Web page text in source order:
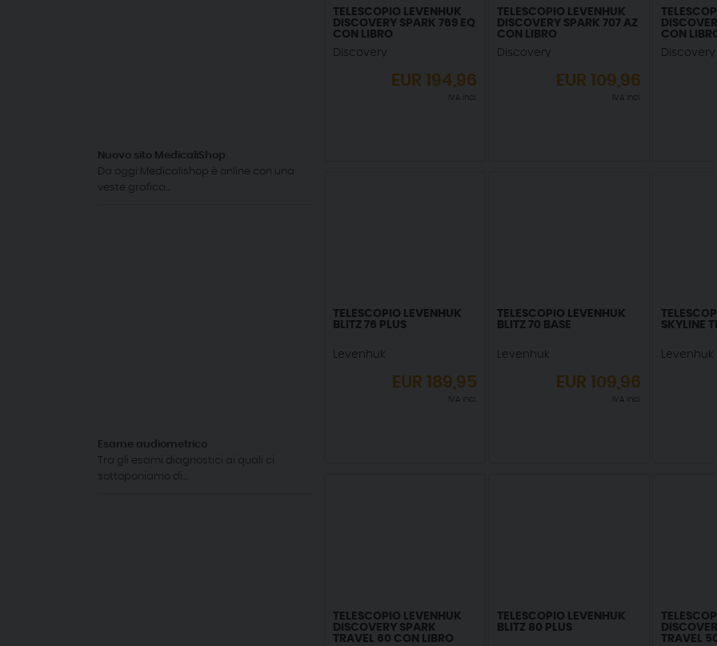
Nuovo sito MedicaliShop
Da oggi Medicalishop è online con una
veste grafica...
Esame audiometrico
Tra gli esami diagnostici ai quali ci
sottoponiamo di...
TELESCOPIO LEVENHUK
DISCOVERY SPARK 769 EQ
CON LIBRO
Discovery
EUR194,96
IVA incl.
TELESCOPIO LEVENHUK
DISCOVERY SPARK 707 AZ
CON LIBRO
Discovery
EUR109,96
IVA incl.
CON
Discovery
TELESCOPIO LEVENHUK
BLITZ 76 PLUS
Levenhuk
EUR189,95
IVA incl.
TELESCOPIO LEVENHUK
BLITZ 70 BASE
Levenhuk
EUR109,96
IVA incl.
SKYLINE
Levenhuk
TELESCOPIO LEVENHUK
DISCOVERY SPARK
TRAVEL 60 CON LIBRO
TELESCOPIO LEVENHUK
BLITZ 80 PLUS
TRAVEL